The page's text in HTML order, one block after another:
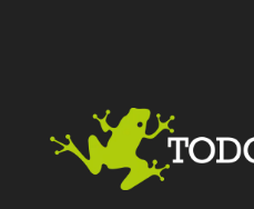
Facebook